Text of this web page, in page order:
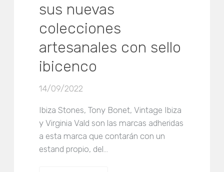
sus nuevas
colecciones
artesanales con sello
ibicenco
14/09/2022
Ibiza Stones, Tony Bonet, Vintage Ibiza
y Virginia Vald son las marcas adheridas
a esta marca que contarán con un
estand propio, del…